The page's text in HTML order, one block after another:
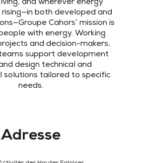
both developed and
Cahors’ mission is
with energy. Working
and decision-makers,
support development
design technical and
solutions tailored to specific
needs.
Adresse